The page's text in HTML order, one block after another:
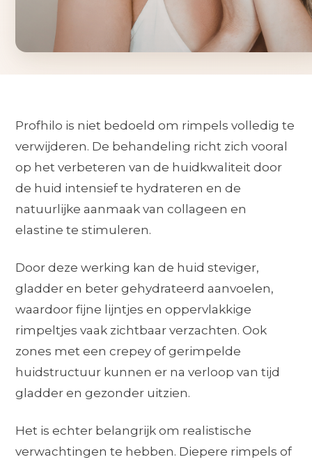
Profhilo is niet bedoeld om rimpels volledig te
verwijderen. De behandeling richt zich vooral
op het verbeteren van de huidkwaliteit door
de huid intensief te hydrateren en de
natuurlijke aanmaak van collageen en
elastine te stimuleren.
Door deze werking kan de huid steviger,
gladder en beter gehydrateerd aanvoelen,
waardoor fijne lijntjes en oppervlakkige
rimpeltjes vaak zichtbaar verzachten. Ook
zones met een crepey of gerimpelde
huidstructuur kunnen er na verloop van tijd
gladder en gezonder uitzien.
Het is echter belangrijk om realistische
verwachtingen te hebben. Diepere rimpels of